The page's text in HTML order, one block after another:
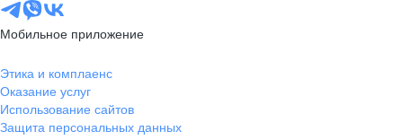
Мобильное приложение
Этика и комплаенс
Оказание услуг
Использование сайтов
Защита персональных данных